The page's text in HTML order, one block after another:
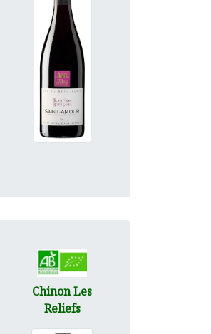
Chinon Les
Reliefs